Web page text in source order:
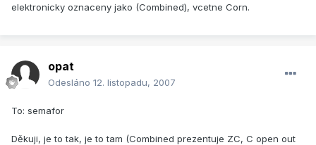
elektronicky oznaceny jako (Combined), vcetne Corn.
opat
Odesláno 12. listopadu, 2007
To: semafor
Děkuji, je to tak, je to tam (Combined prezentuje ZC, C open out